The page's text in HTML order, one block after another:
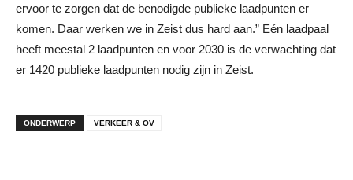
ervoor te zorgen dat de benodigde publieke laadpunten er
komen. Daar werken we in Zeist dus hard aan.” Eén laadpaal
heeft meestal 2 laadpunten en voor 2030 is de verwachting dat
er 1420 publieke laadpunten nodig zijn in Zeist.
ONDERWERP VERKEER & OV